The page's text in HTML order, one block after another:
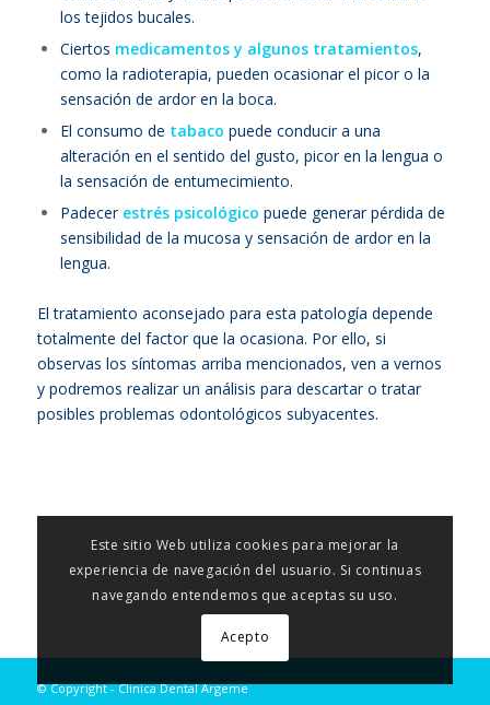
los tejidos bucales.
Ciertos medicamentos y algunos tratamientos,
como la radioterapia, pueden ocasionar el picor o la
sensación de ardor en la boca.
El consumo de tabaco puede conducir a una
alteración en el sentido del gusto, picor en la lengua o
la sensación de entumecimiento.
Padecer estrés psicológico puede generar pérdida de
sensibilidad de la mucosa y sensación de ardor en la
lengua.
El tratamiento aconsejado para esta patología depende
totalmente del factor que la ocasiona. Por ello, si
observas los síntomas arriba mencionados, ven a vernos
y podremos realizar un análisis para descartar o tratar
posibles problemas odontológicos subyacentes.
© Copyright - Clinica Dental Argeme
Este sitio Web utiliza cookies para mejorar la
experiencia de navegación del usuario. Si continuas
navegando entendemos que aceptas su uso.
Acepto